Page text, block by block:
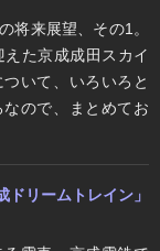
将来展望、その1。
た京成成田スカイ
いて、いろいろと
ので、まとめてお
リームトレイン」